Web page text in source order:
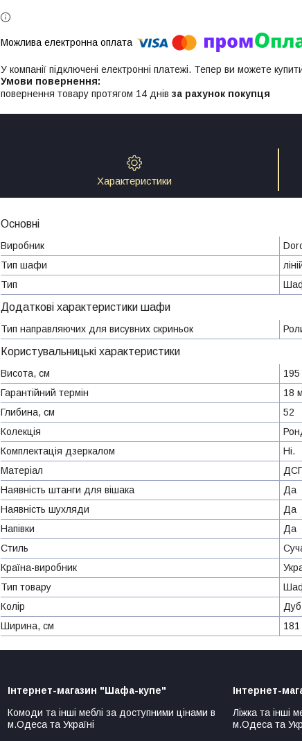
У компанії підключені електронні платежі. Тепер ви можете
повернення товару протягом 14 днів за рахунок покупця
Характеристики
Основні
Виробник
Тип шафи
Тип
Додаткові характеристики шафи
Тип направляючих для висувних скриньок
Користувальницькі характеристики
Висота, см
195
Гарантійний термін
18
Глибина, см
52
Колекція
Комплектація дзеркалом
Ні.
Матеріал
Наявність штанги для вішака
Да
Наявність шухляди
Да
Напівки
Да
Стиль
Країна-виробник
Тип товару
Колір
Ширина, см
181
Інтернет-магазин "Шафа-купе"
Комоди та інші меблі за доступними цінами в
м.Одеса та Україні
Інтернет-
Ліжка та інші
м.Одеса та